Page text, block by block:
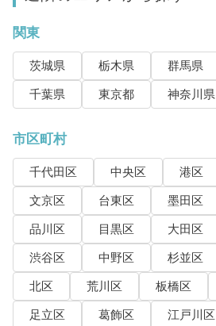
関東
茨城県 栃木県 群馬県
千葉県
東京都 神奈川県
市区町村
千代田区 中央区 港区
文京区
台東区 墨田区
品川区
目黒区 大田区
渋谷区
中野区 杉並区
北区
荒川区 板橋区
足立区
葛飾区 江戸川区